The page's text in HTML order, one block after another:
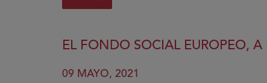
sobre
en
derechos
EL FONDO SOCIAL EUROPEO,
09 MAYO, 2021